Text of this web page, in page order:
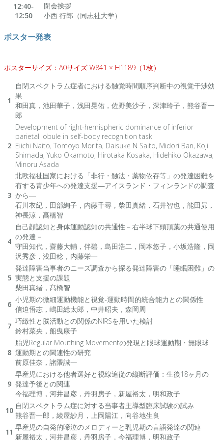
12:40-
12:50
閉会挨拶
小西 行郎（同志社大学）
ポスター発表
ポスターサイズ：A0サイズ W841 × H1189（1枚）
1
自閉スペクトラム症者における触覚時間順序判断中の視覚干渉効
果
和田真，池田華子，浅田晃佑，佐野美沙子，深津玲子，熊谷晋一
郎
2
Development of right-hemispheric dominance of inferior
parietal lobule in self-body recognition task
Eiichi Naito, Tomoyo Morita, Daisuke N Saito, Midori Ban, Koji
Shimada, Yuko Okamoto, Hirotaka Kosaka, Hidehiko Okazawa,
Minoru Asada
3
北欧福祉国家における「非行・触法・薬物依存等」の発達困難を
有する青少年への発達支援―アイスランド・フィンランドの調査
から―
石川衣紀，田部絢子，内藤千尋，柴田真緒，石井智也，能田昴，
神長涼，髙橋智
4
自己顔認知と身体運動認知の共通性－右半球下頭頂葉の共通使用
の発達－
守田知代，齋藤大輔，伴碧，島田浩二，岡本悠子，小坂浩隆，岡
沢秀彦，浅田稔，内藤栄一
5
発達障害当事者のニーズ調査から探る発達障害の「睡眠困難」の
実態と支援の課題
柴田真緒，髙橋智
6
小児期の微細運動機能と視覚-運動時間的統合能力との関係性
信迫悟志，嶋田総太郎，中井昭夫，森岡周
7
巧緻性と脳活動との関係のNIRSを用いた検討
鈴村菜央，船曳康子
8
胎児Regular Mouthing Movementの発現と眼球運動期・無眼球
運動期との関連性の研究
前原佳奈，諸隈誠一
9
早産児における他者選好と視線追従の縦断評価：生後18ヶ月の
発達予後との関連
今福理博，河井昌彦，丹羽房子，新屋裕太，明和政子
10
自閉スペクトラム症に対する当事者主導型臨床試験の試み
熊谷晋一郎，綾屋紗月，上岡陽江，向谷地生良
11
早産児の自発的啼泣のメロディーと乳児期の言語発達の関連
新屋裕太，河井昌彦，丹羽房子，今福理博，明和政子